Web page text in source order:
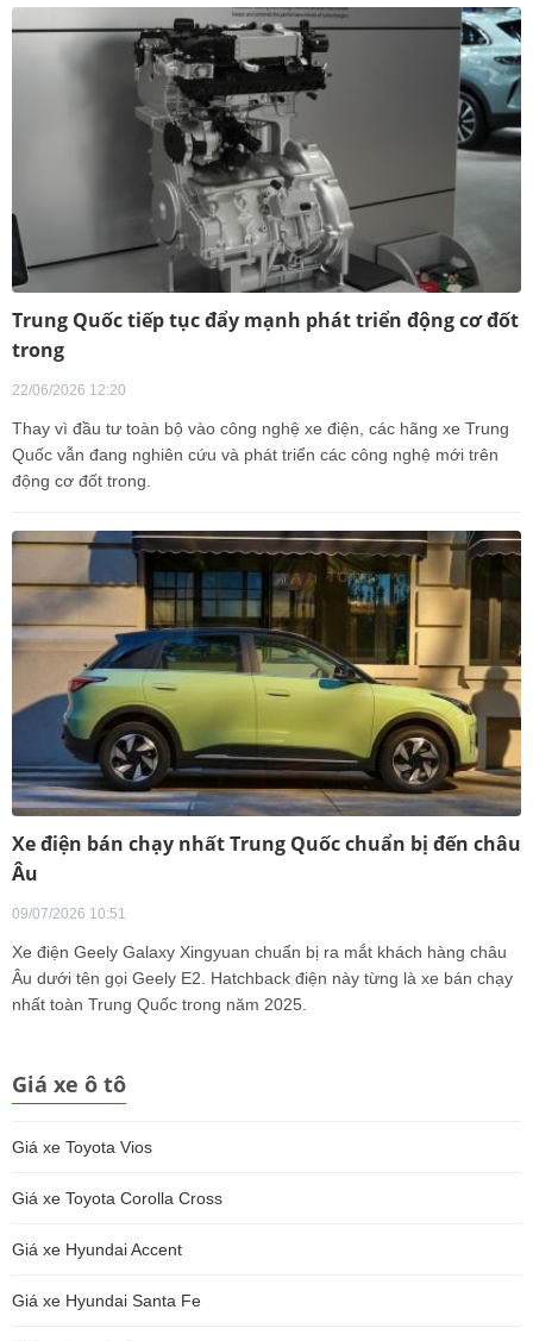
Trung Quốc tiếp tục đẩy mạnh phát triển động cơ đốt
trong
22/06/2026 12:20
Thay vì đầu tư toàn bộ vào công nghệ xe điện, các hãng xe Trung
Quốc vẫn đang nghiên cứu và phát triển các công nghệ mới trên
động cơ đốt trong.
Xe điện bán chạy nhất Trung Quốc chuẩn bị đến châu
Âu
09/07/2026 10:51
Xe điện Geely Galaxy Xingyuan chuẩn bị ra mắt khách hàng châu
Âu dưới tên gọi Geely E2. Hatchback điện này từng là xe bán chạy
nhất toàn Trung Quốc trong năm 2025.
Giá xe ô tô
Giá xe Toyota Vios
Giá xe Toyota Corolla Cross
Giá xe Hyundai Accent
Giá xe Hyundai Santa Fe